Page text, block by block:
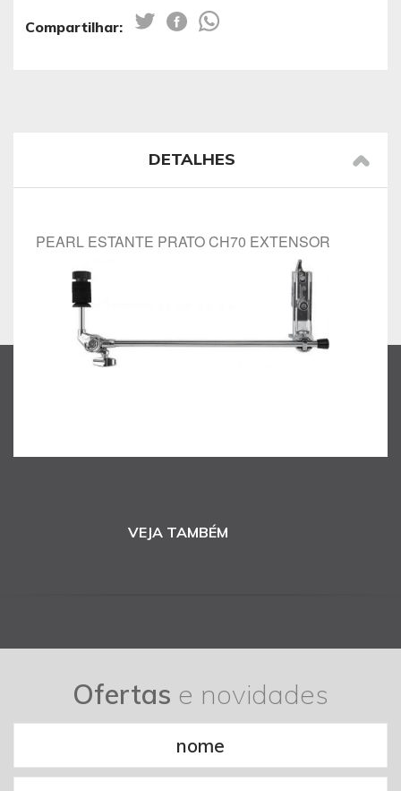
Compartilhar:
DETALHES
PEARL ESTANTE PRATO CH70 EXTENSOR
VEJA TAMBÉM
Ofertas e novidades